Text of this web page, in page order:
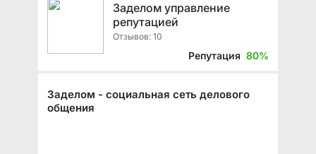
Заделом управление
репутацией
Отзывов: 10
Репутация 80%
Заделом - социальная сеть делового
общения